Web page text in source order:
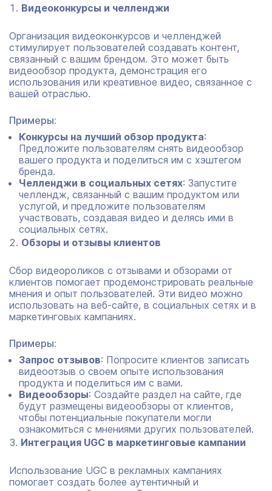
Видеоконкурсы и челленджи
Организация видеоконкурсов и челленджей
стимулирует пользователей создавать контент,
связанный с вашим брендом. Это может быть
видеообзор продукта, демонстрация его
использования или креативное видео, связанное с
вашей отраслью.
Примеры:
Конкурсы на лучший обзор продукта:
Предложите пользователям снять видеообзор
вашего продукта и поделиться им с хэштегом
бренда.
Челленджи в социальных сетях: Запустите
челлендж, связанный с вашим продуктом или
услугой, и предложите пользователям
участвовать, создавая видео и делясь ими в
социальных сетях.
Обзоры и отзывы клиентов
Сбор видеороликов с отзывами и обзорами от
клиентов помогает продемонстрировать реальные
мнения и опыт пользователей. Эти видео можно
использовать на веб-сайте, в социальных сетях и в
маркетинговых кампаниях.
Примеры:
Запрос отзывов: Попросите клиентов записать
видеоотзыв о своем опыте использования
продукта и поделиться им с вами.
Видеообзоры: Создайте раздел на сайте, где
будут размещены видеообзоры от клиентов,
чтобы потенциальные покупатели могли
ознакомиться с мнениями других пользователей.
Интеграция UGC в маркетинговые кампании
Использование UGC в рекламных кампаниях
помогает создать более аутентичный и